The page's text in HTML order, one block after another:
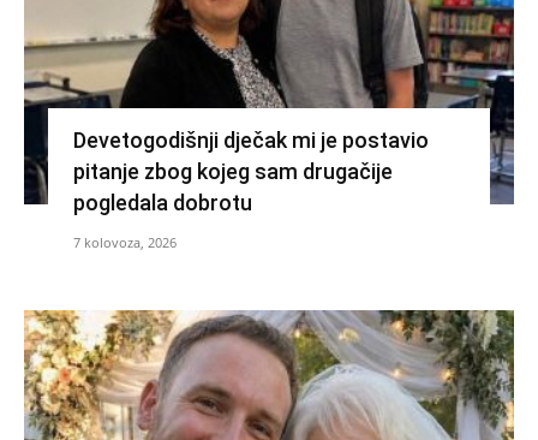
Devetogodišnji dječak mi je postavio
pitanje zbog kojeg sam drugačije
pogledala dobrotu
7 kolovoza, 2026